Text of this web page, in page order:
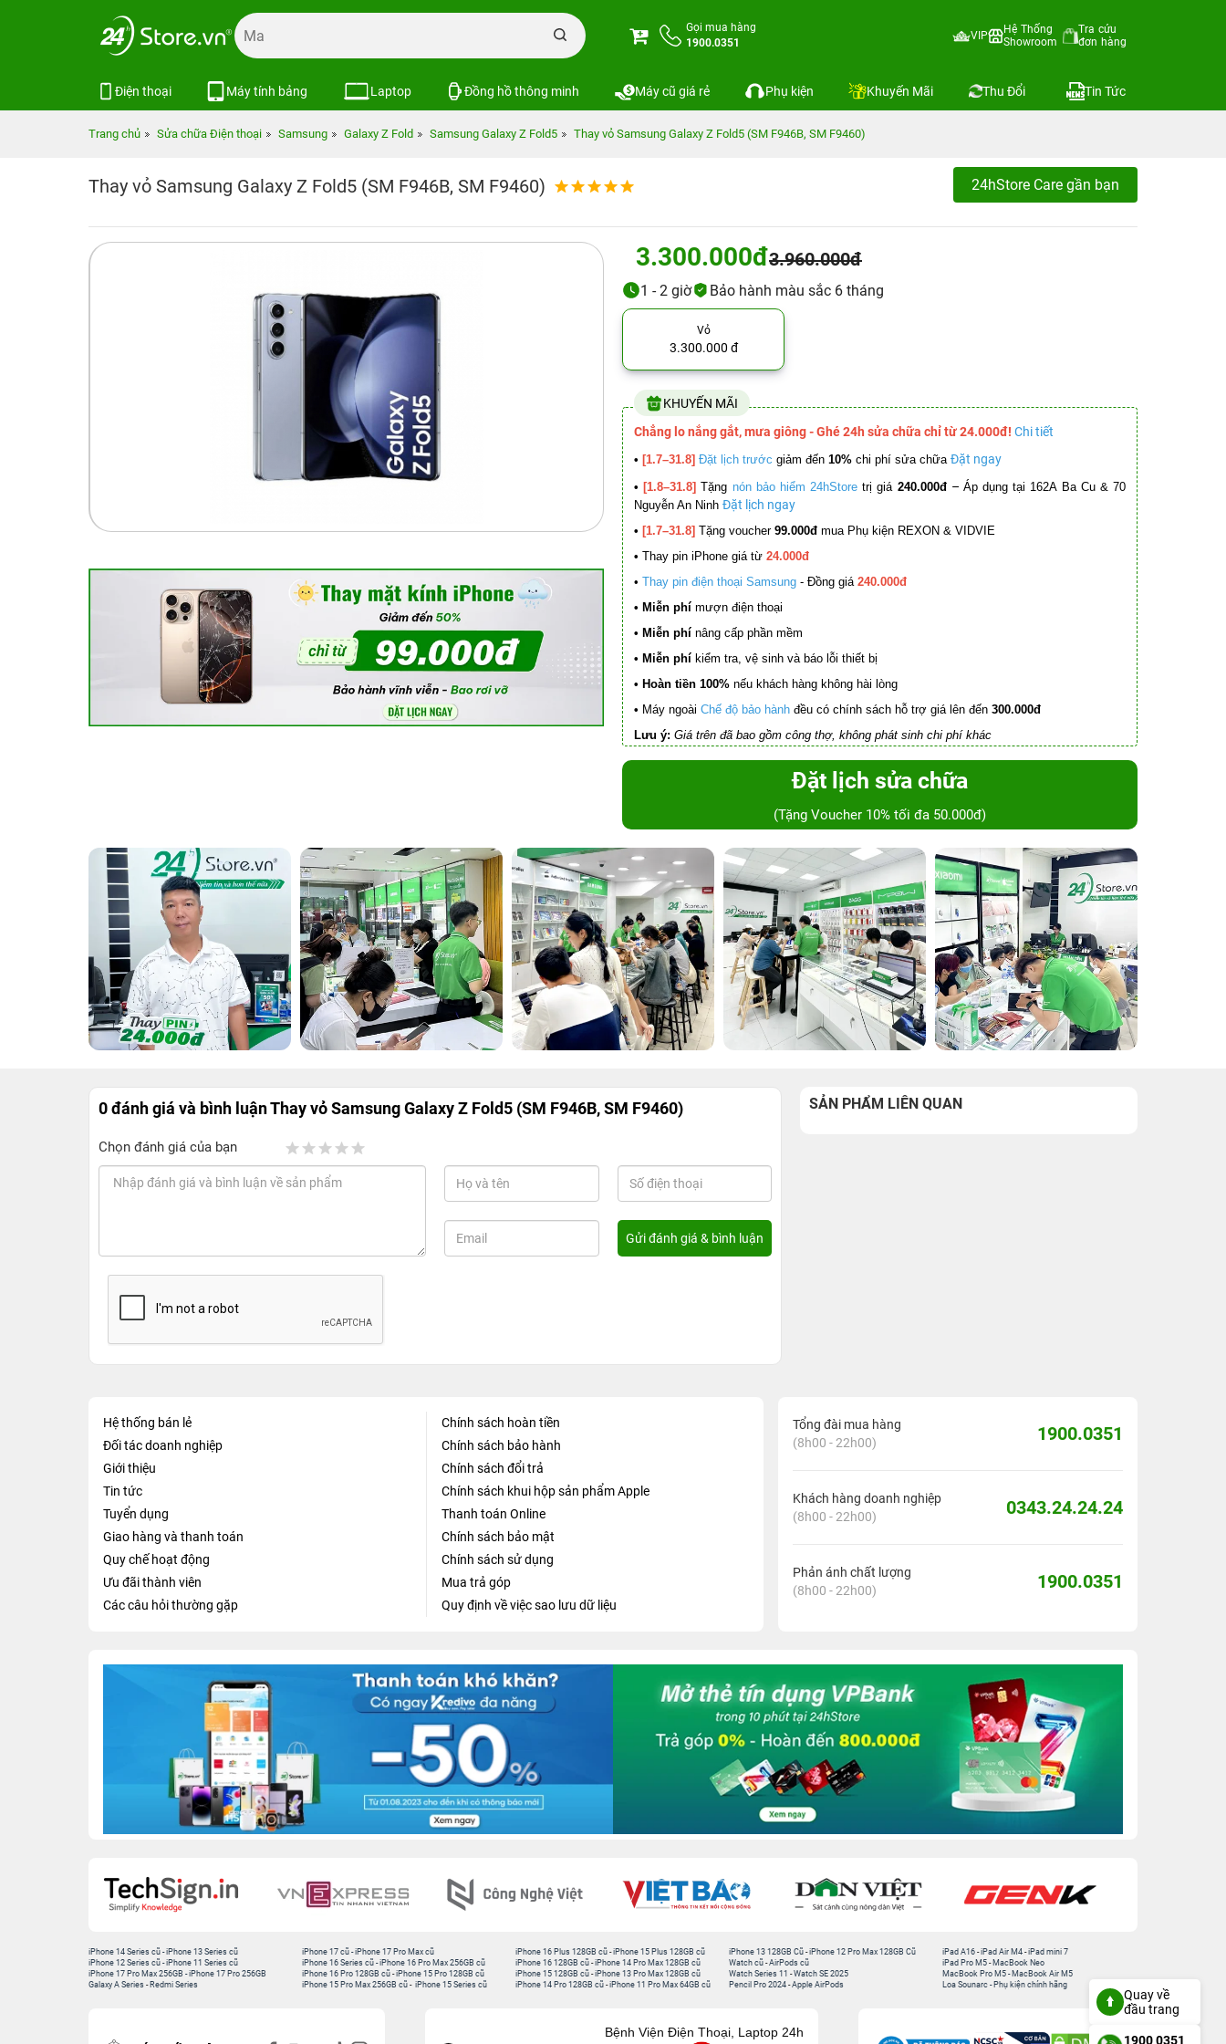
Gọi mua hàng
1900.0351
VIP
Hệ Thống
Showroom
Tra cứu
đơn hàng
Điện thoại Máy tính bảng Laptop Đồng hồ thông minh Máy cũ giá rẻ Phụ kiện Khuyến Mãi Thu Đổi Tin Tức
Trang chủ Sửa chữa Điện thoại Samsung Galaxy Z Fold Samsung Galaxy Z Fold5 Thay vỏ Samsung Galaxy Z Fold5 (SM F946B, SM F9460)
Thay vỏ Samsung Galaxy Z Fold5 (SM F946B, SM F9460) 24hStore Care gần bạn
3.300.000đ3.960.000đ
1 - 2 giờ Bảo hành màu sắc 6 tháng
Vỏ
3.300.000 đ
KHUYẾN MÃI
Chẳng lo nắng gắt, mưa giông - Ghé 24h sửa chữa chỉ từ 24.000đ! Chi tiết
• [1.7–31.8] Đặt lịch trước giảm đến 10% chi phí sửa chữa Đặt ngay
• [1.8–31.8] Tặng nón bảo hiểm 24hStore trị giá 240.000đ – Áp dụng tại 162A Ba Cu & 70
Nguyễn An Ninh Đặt lịch ngay
• [1.7–31.8] Tặng voucher 99.000đ mua Phụ kiện REXON & VIDVIE
• Thay pin iPhone giá từ 24.000đ
• Thay pin điện thoại Samsung - Đồng giá 240.000đ
• Miễn phí mượn điện thoại
• Miễn phí nâng cấp phần mềm
• Miễn phí kiểm tra, vệ sinh và báo lỗi thiết bị
• Hoàn tiền 100% nếu khách hàng không hài lòng
• Máy ngoài Chế độ bảo hành đều có chính sách hỗ trợ giá lên đến 300.000đ
Lưu ý: Giá trên đã bao gồm công thợ, không phát sinh chi phí khác
Đặt lịch sửa chữa
(Tặng Voucher 10% tối đa 50.000đ)
0 đánh giá và bình luậnThay vỏ Samsung Galaxy Z Fold5 (SM F946B, SM F9460)
Chọn đánh giá của bạn
SẢN PHẨM LIÊN QUAN
Hệ thống bán lẻ
Đối tác doanh nghiệp
Giới thiệu
Tin tức
Tuyển dụng
Giao hàng và thanh toán
Quy chế hoạt động
Ưu đãi thành viên
Các câu hỏi thường gặp
Chính sách hoàn tiền
Chính sách bảo hành
Chính sách đổi trả
Chính sách khui hộp sản phẩm Apple
Thanh toán Online
Chính sách bảo mật
Chính sách sử dụng
Mua trả góp
Quy định về việc sao lưu dữ liệu
Tổng đài mua hàng
(8h00 - 22h00)
1900.0351
Khách hàng doanh nghiệp
(8h00 - 22h00)
0343.24.24.24
Phản ánh chất lượng
(8h00 - 22h00)
1900.0351
iPhone 14 Series cũ -iPhone 13 Series cũ
iPhone 12 Series cũ -iPhone 11 Series cũ
iPhone 17 Pro Max 256GB -iPhone 17 Pro 256GB
Galaxy A Series - Redmi Series
iPhone 17 cũ -iPhone 17 Pro Max cũ
iPhone 16 Series cũ - iPhone 16 Pro Max 256GB cũ
iPhone 16 Pro 128GB cũ -iPhone 15 Pro 128GB cũ
iPhone 15 Pro Max 256GB cũ - iPhone 15 Series cũ
iPhone 16 Plus 128GB cũ -iPhone 15 Plus 128GB cũ
iPhone 16 128GB cũ -iPhone 14 Pro Max 128GB cũ
iPhone 15 128GB cũ -iPhone 13 Pro Max 128GB cũ
iPhone 14 Pro 128GB cũ -iPhone 11 Pro Max 64GB cũ
iPhone 13 128GB Cũ -iPhone 12 Pro Max 128GB Cũ
Watch cũ -AirPods cũ
Watch Series 11 -Watch SE 2025
Pencil Pro 2024 -Apple AirPods
iPad A16 -iPad Air M4 -iPad mini 7
iPad Pro M5 - MacBook Neo
MacBook Pro M5 - MacBook Air M5
Loa Sounarc - Phụ kiện chính hãng
Bệnh Viện Điện Thoại, Laptop 24h
Quay về
đầu trang
1900 0351